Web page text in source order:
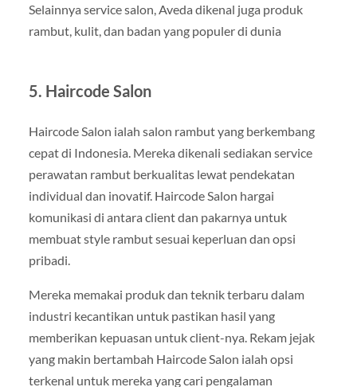
Selainnya service salon, Aveda dikenal juga produk
rambut, kulit, dan badan yang populer di dunia
5. Haircode Salon
Haircode Salon ialah salon rambut yang berkembang
cepat di Indonesia. Mereka dikenali sediakan service
perawatan rambut berkualitas lewat pendekatan
individual dan inovatif. Haircode Salon hargai
komunikasi di antara client dan pakarnya untuk
membuat style rambut sesuai keperluan dan opsi
pribadi.
Mereka memakai produk dan teknik terbaru dalam
industri kecantikan untuk pastikan hasil yang
memberikan kepuasan untuk client-nya. Rekam jejak
yang makin bertambah Haircode Salon ialah opsi
terkenal untuk mereka yang cari pengalaman